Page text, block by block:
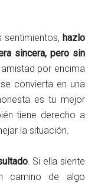
hazlo
sincera, pero sin
por encima
convierta en una
es tu mejor
tiene derecho a
la situación.
. Si ella siente
camino de algo